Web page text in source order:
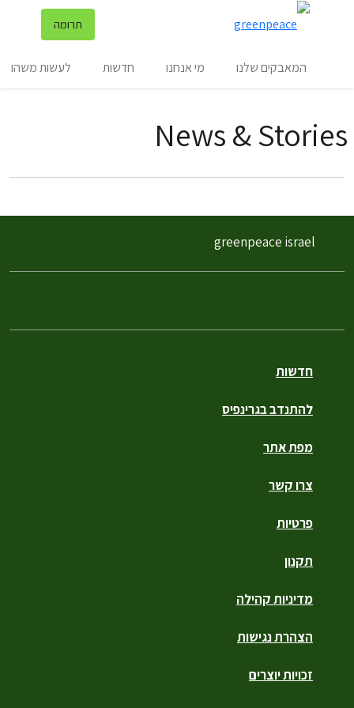
תרומה
המאבקים שלנו מי אנחנו חדשות לעשות משהו
News & Stories
filter posts
filtered results
חדשות
להתנדב בגרינפיס
מפת אתר
צרו קשר
פרטיות
תקנון
מדיניות קהילה
הצהרת נגישות
זכויות יוצרים